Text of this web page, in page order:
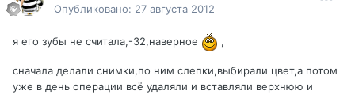
Опубликовано: 27 августа 2012
я его зубы не считала,-32,наверное ,
сначала делали снимки,по ним слепки,выбирали цвет,а потом
уже в день операции всё удаляли и вставляли верхнюю и